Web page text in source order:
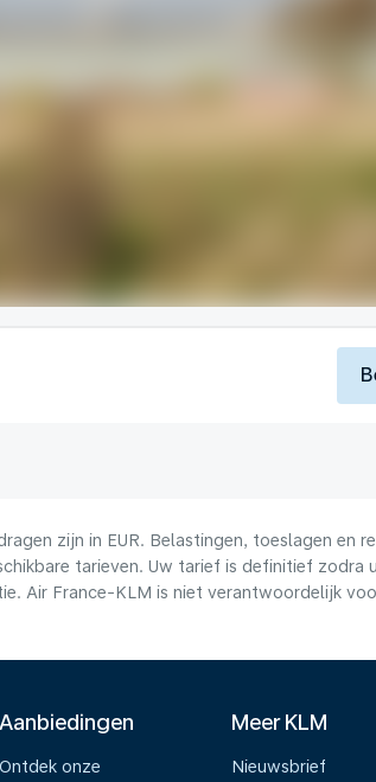
zijn in EUR. Belastingen, toeslagen en
tarieven. Uw tarief is definitief zodra
Air France-KLM is niet verantwoordelijk
Aanbiedingen
Ontdek onze
Meer KLM
Nieuwsbrief